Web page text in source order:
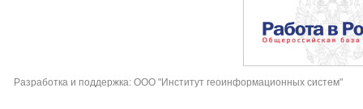
Разработка и поддержка: ООО "Институт геоинформационных систем"